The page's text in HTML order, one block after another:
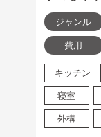
ジャンル
費用
キッチン
寝室
外構